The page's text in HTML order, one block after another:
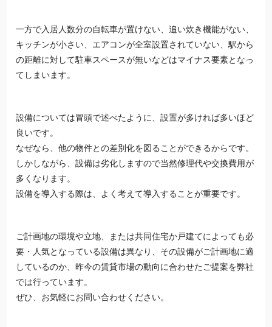
一方で入居人数分の自転車が置けない、追い炊き機能がない、
キッチンが小さい、エアコンが全室設置されていない、駅から
の距離に対して駐車スペースが無いなどはマイナス要素となっ
てしまいます。
設備については冒頭で述べたように、設置が多ければ多いほど
良いです。
なぜなら、他の物件との差別化を図ることができるからです。
しかしながら、設備は劣化しますので当然修理代や交換費用が
多くなります。
設備を導入する際は、よく考えて導入することが重要です。
ご計画地の環境や立地、または共同住宅か戸建てによっても必
要・人気となっている設備は異なり、その設備がご計画地に適
しているのか、昨今の賃貸市場の動向に合わせたご提案を弊社
では行っています。
ぜひ、お気軽にお問い合わせください。